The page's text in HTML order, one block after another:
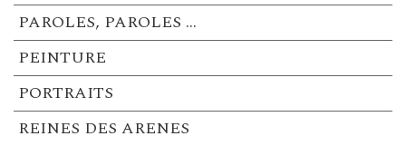
PAROLES, PAROLES …
PEINTURE
PORTRAITS
REINES DES ARENES